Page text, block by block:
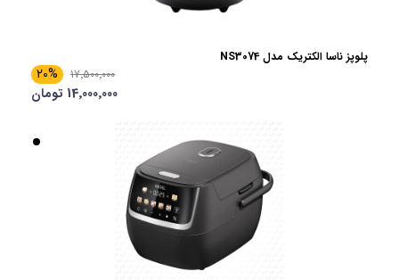
پلوپز ناسا الکتریک مدل NS3074
17٬500٬000
20%
14٬000٬000 تومان